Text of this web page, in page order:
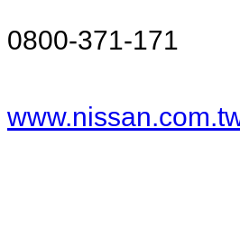
0800-371-171